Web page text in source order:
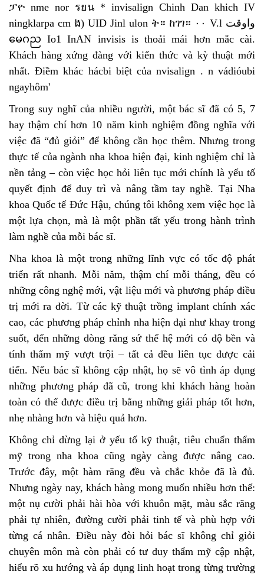
Trong suy nghĩ của nhiều người, một bác sĩ đã có 5, 7
hay thậm chí hơn 10 năm kinh nghiệm đồng nghĩa với
việc đã “đủ giỏi” để không cần học thêm. Nhưng trong
thực tế của ngành nha khoa hiện đại, kinh nghiệm chỉ là
nền tảng – còn việc học hỏi liên tục mới chính là yếu tố
quyết định để duy trì và nâng tầm tay nghề. Tại Nha
khoa Quốc tế Đức Hậu, chúng tôi không xem việc học là
một lựa chọn, mà là một phần tất yếu trong hành trình
làm nghề của mỗi bác sĩ.
Nha khoa là một trong những lĩnh vực có tốc độ phát
triển rất nhanh. Mỗi năm, thậm chí mỗi tháng, đều có
những công nghệ mới, vật liệu mới và phương pháp điều
trị mới ra đời. Từ các kỹ thuật trồng implant chính xác
cao, các phương pháp chỉnh nha hiện đại như khay trong
suốt, đến những dòng răng sứ thế hệ mới có độ bền và
tính thẩm mỹ vượt trội – tất cả đều liên tục được cải
tiến. Nếu bác sĩ không cập nhật, họ sẽ vô tình áp dụng
những phương pháp đã cũ, trong khi khách hàng hoàn
toàn có thể được điều trị bằng những giải pháp tốt hơn,
nhẹ nhàng hơn và hiệu quả hơn.
Không chỉ dừng lại ở yếu tố kỹ thuật, tiêu chuẩn thẩm
mỹ trong nha khoa cũng ngày càng được nâng cao.
Trước đây, một hàm răng đều và chắc khỏe đã là đủ.
Nhưng ngày nay, khách hàng mong muốn nhiều hơn thế:
một nụ cười phải hài hòa với khuôn mặt, màu sắc răng
phải tự nhiên, đường cười phải tinh tế và phù hợp với
từng cá nhân. Điều này đòi hỏi bác sĩ không chỉ giỏi
chuyên môn mà còn phải có tư duy thẩm mỹ cập nhật,
hiểu rõ xu hướng và áp dụng linh hoạt trong từng trường